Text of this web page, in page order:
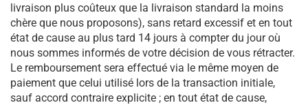
livraison plus coûteux que la livraison standard la moins
chère que nous proposons), sans retard excessif et en tout
état de cause au plus tard 14 jours à compter du jour où
nous sommes informés de votre décision de vous rétracter.
Le remboursement sera effectué via le même moyen de
paiement que celui utilisé lors de la transaction initiale,
sauf accord contraire explicite ; en tout état de cause,